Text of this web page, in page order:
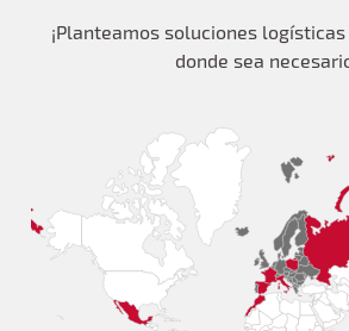
¡Planteamos soluciones
donde sea